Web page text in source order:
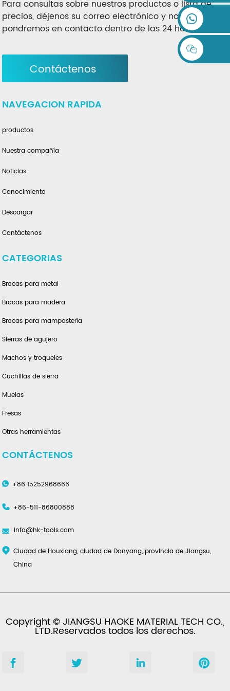
Para consultas sobre nuestros productos o lista de
precios, déjenos su correo electrónico y nos
pondremos en contacto dentro de las 24 horas.
Contáctenos
NAVEGACION RAPIDA
productos
Nuestra compañía
Noticias
Conocimiento
Descargar
Contáctenos
CATEGORIAS
Brocas para metal
Brocas para madera
Brocas para mampostería
Sierras de agujero
Machos y troqueles
Cuchillas de sierra
Muelas
Fresas
Otras herramientas
CONTÁCTENOS
+86 15252968666
+86-511-86800888
info@hk-tools.com
Ciudad de Houxiang, ciudad de Danyang, provincia de Jiangsu,
China
Copyright © JIANGSU HAOKE MATERIAL TECH CO.,
LTD.Reservados todos los derechos.